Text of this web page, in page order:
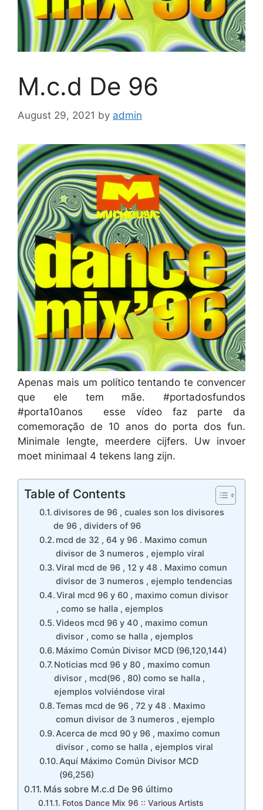
M.c.d De 96
August 29, 2021 by admin
Apenas mais um político tentando te convencer
que ele tem mãe. #portadosfundos
#porta10anos ️ esse vídeo faz parte da
comemoração de 10 anos do porta dos fun.
Minimale lengte, meerdere cijfers. Uw invoer
moet minimaal 4 tekens lang zijn.
Table of Contents
divisores de 96 , cuales son los divisores
de 96 , dividers of 96
mcd de 32 , 64 y 96 . Maximo comun
divisor de 3 numeros , ejemplo viral
Viral mcd de 96 , 12 y 48 . Maximo comun
divisor de 3 numeros , ejemplo tendencias
Viral mcd 96 y 60 , maximo comun divisor
, como se halla , ejemplos
Videos mcd 96 y 40 , maximo comun
divisor , como se halla , ejemplos
Máximo Común Divisor MCD (96,120,144)
Noticias mcd 96 y 80 , maximo comun
divisor , mcd(96 , 80) como se halla ,
ejemplos volviéndose viral
Temas mcd de 96 , 72 y 48 . Maximo
comun divisor de 3 numeros , ejemplo
Acerca de mcd 90 y 96 , maximo comun
divisor , como se halla , ejemplos viral
Aquí Máximo Común Divisor MCD
(96,256)
Más sobre M.c.d De 96 último
Fotos Dance Mix 96 :: Various Artists